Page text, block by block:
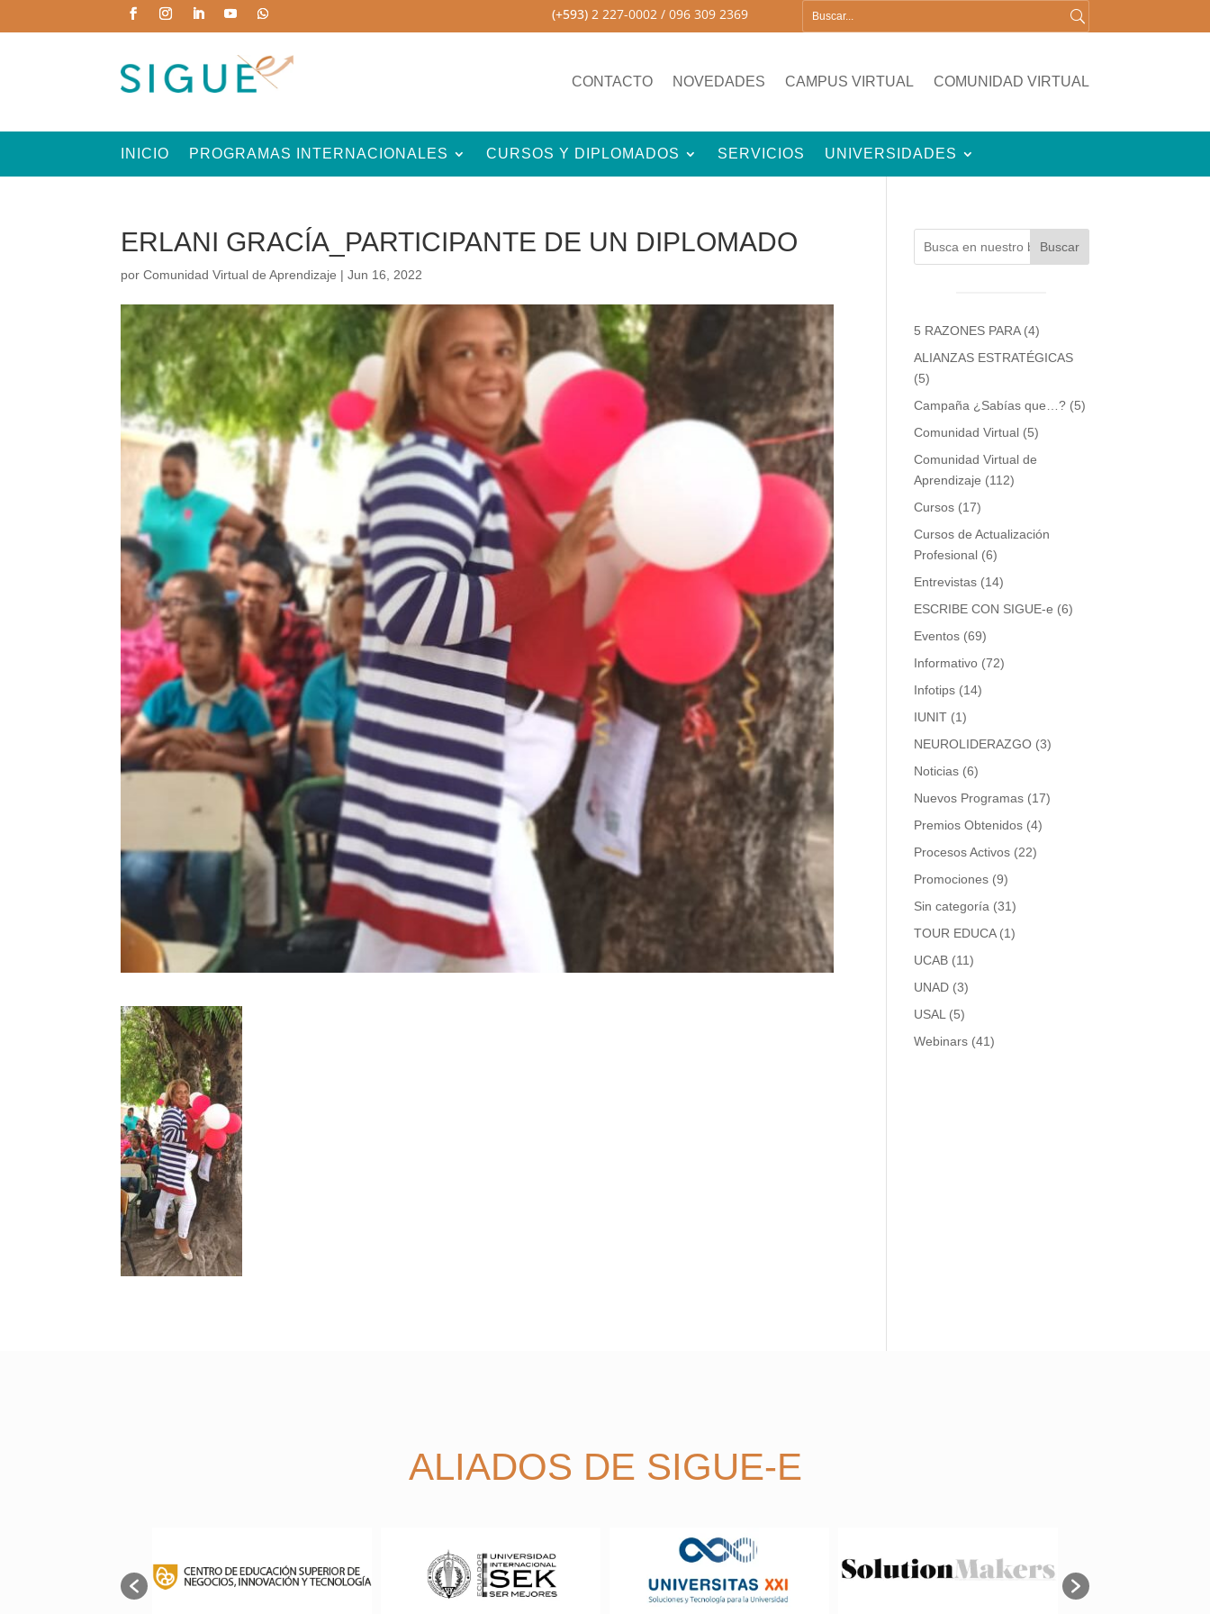
(+593)2 227-0002 / 096 309 2369
CONTACTO NOVEDADES CAMPUS VIRTUAL COMUNIDAD VIRTUAL
INICIO PROGRAMAS INTERNACIONALES CURSOS Y DIPLOMADOS SERVICIOS UNIVERSIDADES
ERLANI GRACÍA_PARTICIPANTE DE UN DIPLOMADO
porComunidad Virtual de Aprendizaje |Jun 16, 2022
Buscar
5 RAZONES PARA(4)
ALIANZAS ESTRATÉGICAS
(5)
Campaña ¿Sabías que…? (5)
Comunidad Virtual (5)
Comunidad Virtual de
Aprendizaje (112)
Cursos (17)
Cursos de Actualización
Profesional (6)
Entrevistas (14)
ESCRIBE CON SIGUE-e (6)
Eventos (69)
Informativo (72)
Infotips (14)
IUNIT (1)
NEUROLIDERAZGO (3)
Noticias (6)
Nuevos Programas (17)
Premios Obtenidos (4)
Procesos Activos (22)
Promociones (9)
Sin categoría (31)
TOUR EDUCA(1)
UCAB (11)
UNAD (3)
USAL (5)
Webinars (41)
ALIADOS DE SIGUE-E